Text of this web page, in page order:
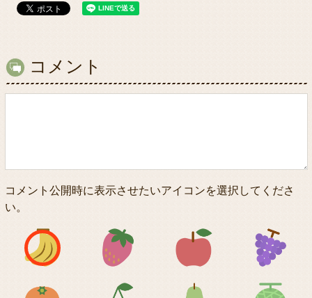
コメント
コメント公開時に表示させたいアイコンを選択してくださ
い。
アイコン1 アイコン2 アイコン3
アイコン5 アイコン6 アイコン7